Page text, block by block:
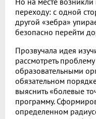
пере­ходу: с одной
другой «зебра»
безопасно перейти
Прозвучала идея
рассмо­треть
образовательными
обязатель­ном
выяснить «бо­левые
программу.
определенном